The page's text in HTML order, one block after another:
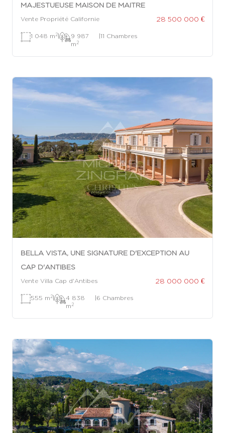
MAJESTUEUSE MAISON DE MAITRE
Vente Propriété Californie 28 500 000 €
1 048 m 2|
9 987
m 2
|11 Chambres
BELLA VISTA, UNE SIGNATURE D'EXCEPTION AU
CAP D'ANTIBES
Vente Villa Cap d'Antibes 28 000 000 €
555 m 2|
4 838
m 2
|6 Chambres